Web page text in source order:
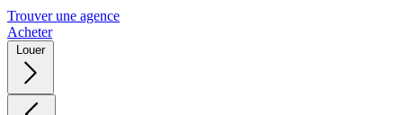
Trouver une agence
Acheter
Louer